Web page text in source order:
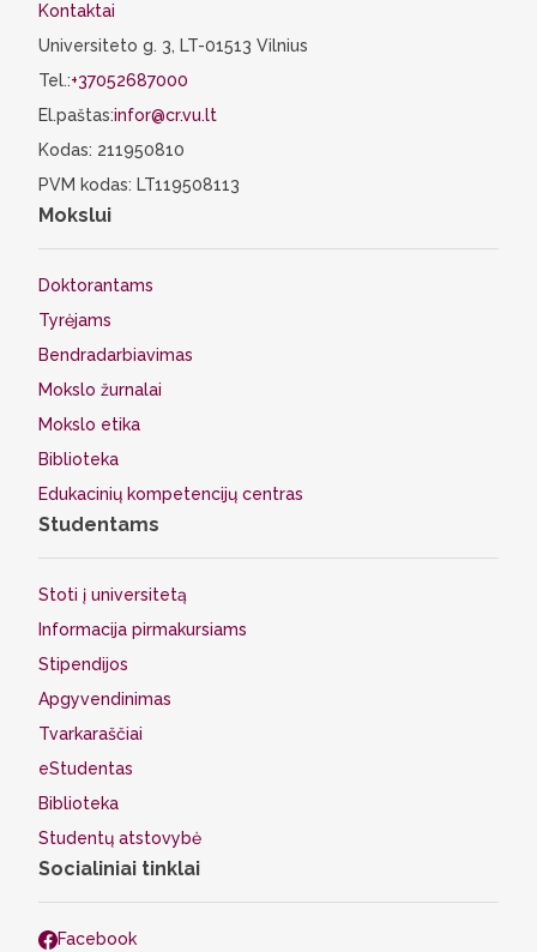
Kontaktai
Universiteto g. 3, LT-01513 Vilnius
Tel.:+37052687000
El.paštas:infor@cr.vu.lt
Kodas: 211950810
PVM kodas: LT119508113
Mokslui
Doktorantams
Tyrėjams
Bendradarbiavimas
Mokslo žurnalai
Mokslo etika
Biblioteka
Edukacinių kompetencijų centras
Studentams
Stoti į universitetą
Informacija pirmakursiams
Stipendijos
Apgyvendinimas
Tvarkaraščiai
eStudentas
Biblioteka
Studentų atstovybė
Socialiniai tinklai
Facebook